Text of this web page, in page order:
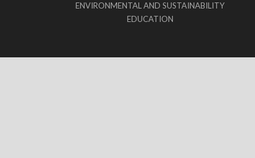
ENVIRONMENTAL AND SUSTAINABILITY
EDUCATION